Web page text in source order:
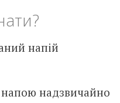
напій
напою надзвичайно